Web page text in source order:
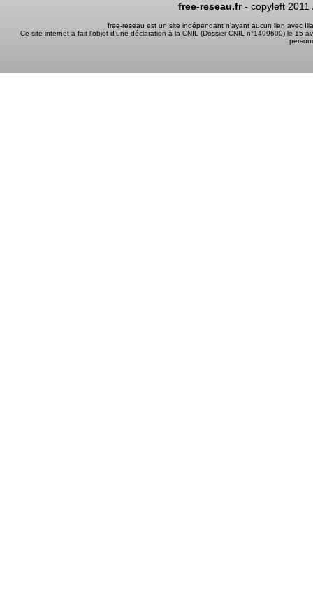
free-reseau.fr- copyleft 2011
free-reseau est un site indépendant n'ayant aucun lien avec
Ce site internet a fait l'objet d'une déclaration à la CNIL (Dossier CNIL n°1499600) le 15